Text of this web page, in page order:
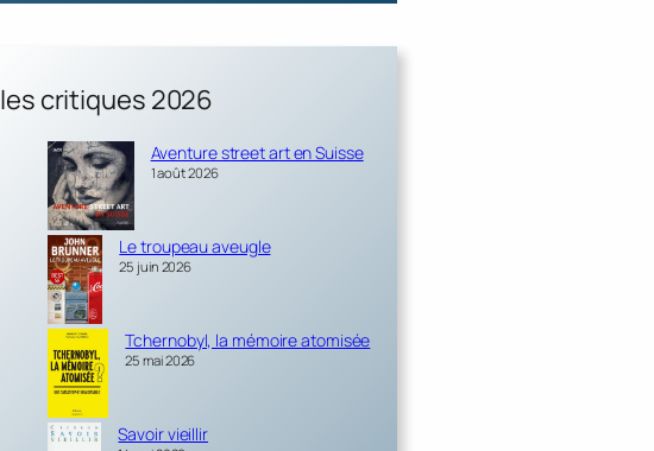
les critiques 2026
Aventure street art en Suisse
1 août 2026
Le troupeau aveugle
25 juin 2026
Tchernobyl, la mémoire atomisée
25 mai 2026
Savoir vieillir